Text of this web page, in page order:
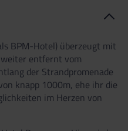
BPM-Hotel) überzeugt mit
entfernt vom
der Strandpromenade
knapp 1000m, ehe ihr die
im Herzen von